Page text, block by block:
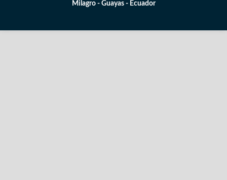
Milagro - Guayas - Ecuador